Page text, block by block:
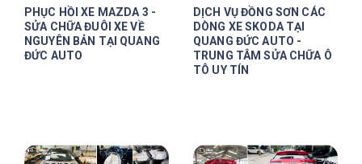
PHỤC HỒI XE MAZDA 3 -
SỬA CHỮA ĐUÔI XE VỀ
NGUYÊN BẢN TẠI QUANG
ĐỨC AUTO
DỊCH VỤ ĐỒNG SƠN CÁC
DÒNG XE SKODA TẠI
QUANG ĐỨC AUTO -
TRUNG TÂM SỬA CHỮA Ô
TÔ UY TÍN